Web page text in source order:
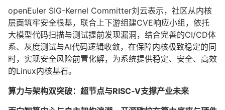
openEuler SIG-Kernel Committer刘云表示，社区从内核
层面筑牢安全根基，联合上下游组建CVE响应小组，依托
大模型代码扫描与测试提前发现漏洞，结合完善的CI/CD体
系、灰度测试与AI代码逻辑收敛，在保障内核极致稳定的同
时，实现安全风险前置化解，为系统提供稳定、安全、高效
的Linux内核基石。
算力与架构双突破：超节点与RISC‑V支撑产业未来